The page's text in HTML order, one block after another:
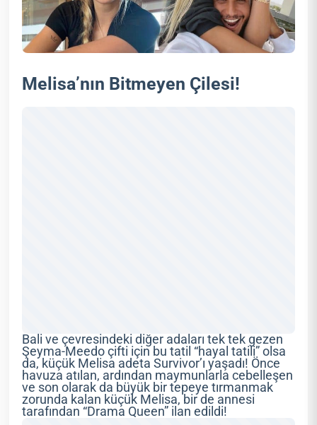
Melisa’nın Bitmeyen Çilesi!
Bali ve çevresindeki diğer adaları tek tek gezen
Şeyma-Meedo çifti için bu tatil “hayal tatili” olsa
da, küçük Melisa adeta Survivor’ı yaşadı! Önce
havuza atılan, ardından maymunlarla cebelleşen
ve son olarak da büyük bir tepeye tırmanmak
zorunda kalan küçük Melisa, bir de annesi
tarafından “Drama Queen” ilan edildi!